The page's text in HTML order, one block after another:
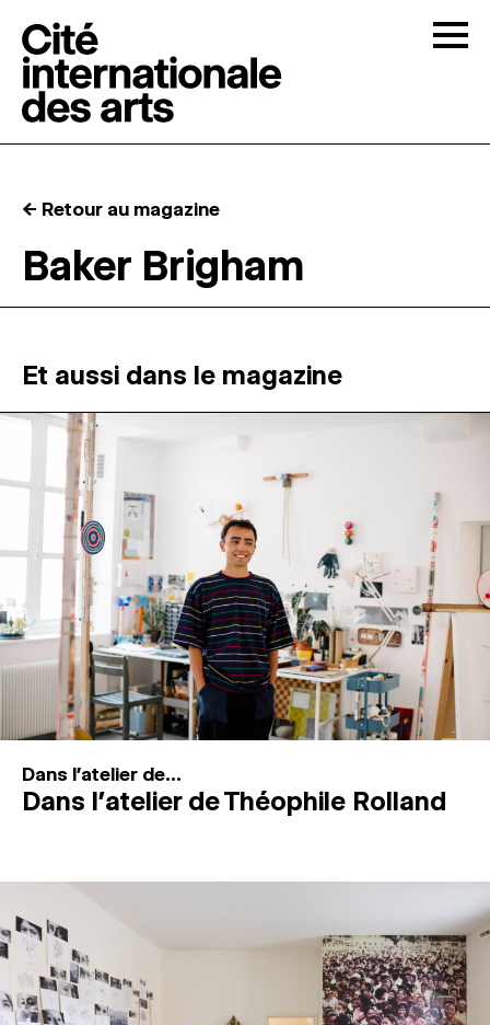
RÉSIDENCES ↓
ATELIERS OUVERTS
PROGRAMMATION
MAGAZINE
ESPACES DE PRATIQUE ARTISTIQUE ↓
Recherche
Connexion
← Retour au magazine
Baker Brigham
Et aussi dans le magazine
Dans l'atelier de...
Dans l’atelier de Théophile Rolland